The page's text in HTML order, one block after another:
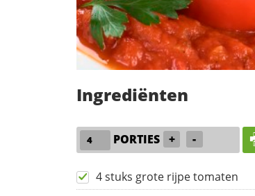
Ingrediënten
PORTIES + -
4 stuks grote rijpe tomaten